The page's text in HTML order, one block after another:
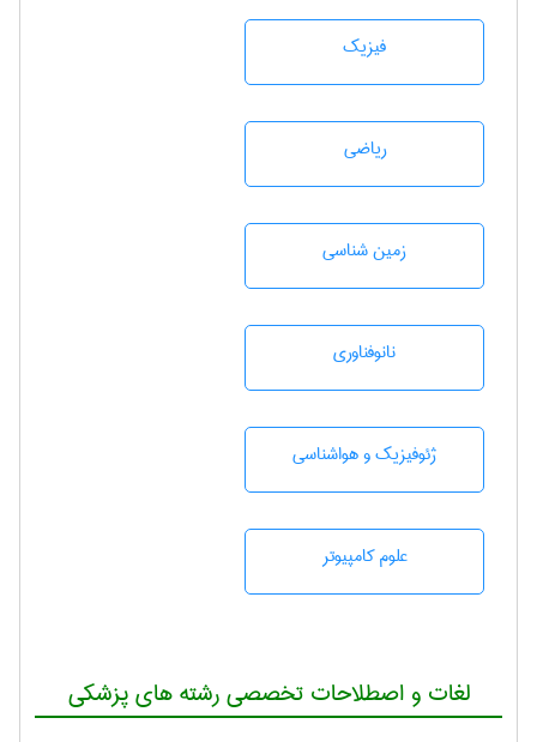
فیزیک
رياضی
زمين شناسی
نانوفناوری
ژئوفيزيك و هواشناسی
علوم کامپیوتر
لغات و اصطلاحات تخصصی رشته های پزشکی